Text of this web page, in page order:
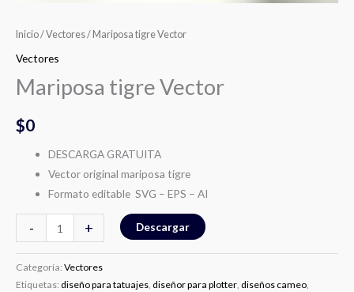
Inicio/Vectores/ Mariposa tigre Vector
Vectores
Mariposa tigre Vector
$0
DESCARGA GRATUITA
Vector original mariposa tigre
Formato editable SVG – EPS – AI
- + Descargar
Categoría: Vectores
Etiquetas: diseño para tatuajes, diseñor para plotter, diseños cameo,